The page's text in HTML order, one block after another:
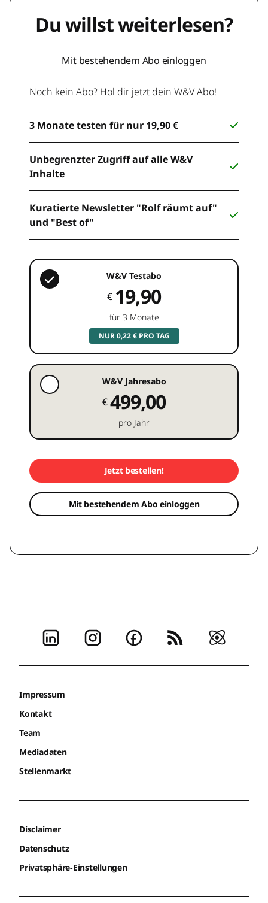
Du willst weiterlesen?
Mit bestehendem Abo einloggen
Noch kein Abo? Hol dir jetzt dein W&V Abo!
3 Monate testen für nur 19,90 €
Unbegrenzter Zugriff auf alle W&V
Inhalte
Kuratierte Newsletter "Rolf räumt auf"
und "Best of"
W&V Testabo
€ 19,90
für 3 Monate
NUR 0,22 € PRO TAG
W&V Jahresabo
€499,00
pro Jahr
Jetzt bestellen!
Mit bestehendem Abo einloggen
Impressum
Kontakt
Team
Mediadaten
Stellenmarkt
Disclaimer
Datenschutz
Privatsphäre-Einstellungen